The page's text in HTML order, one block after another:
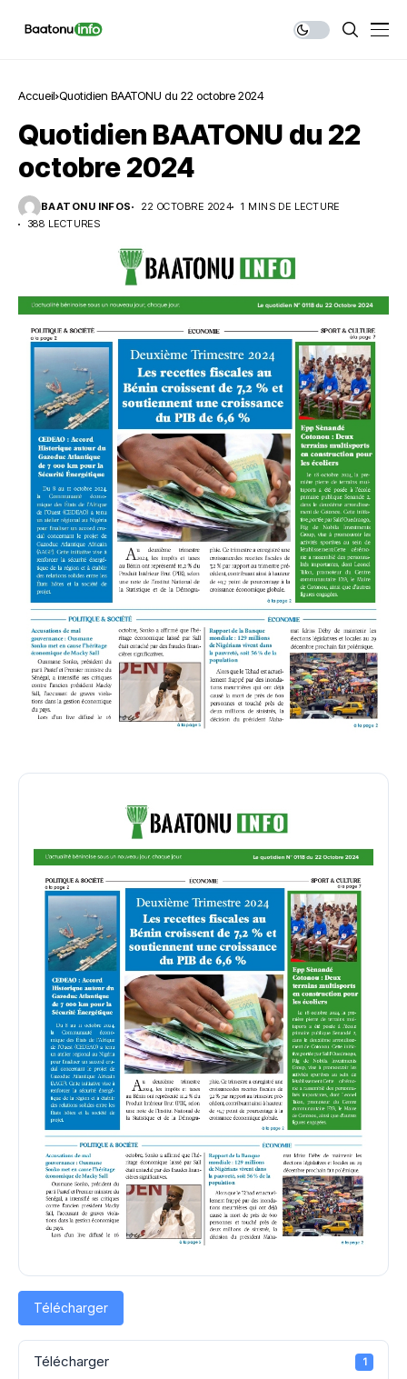
Accueil Quotidien BAATONU du 22 octobre 2024
Quotidien BAATONU du 22
octobre 2024
BAATONU INFOS 22 OCTOBRE 2024
1 MINS DE LECTURE
388 LECTURES
Télécharger
Télécharger 1